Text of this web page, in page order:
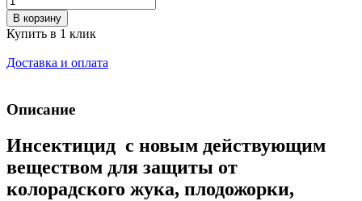
В корзину
Купить в 1 клик
Доставка и оплата
Описание
Инсектицид с новым действующим
веществом для защиты от
колорадского жука, плодожорки,